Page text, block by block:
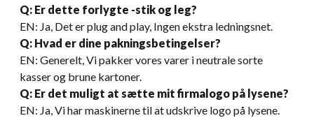
Q: Er dette forlygte -stik og leg?
EN: Ja, Det er plug and play, Ingen ekstra ledningsnet.
Q: Hvad er dine pakningsbetingelser?
EN: Generelt, Vi pakker vores varer i neutrale sorte
kasser og brune kartoner.
Q: Er det muligt at sætte mit firmalogo på lysene?
EN: Ja, Vi har maskinerne til at udskrive logo på lysene.